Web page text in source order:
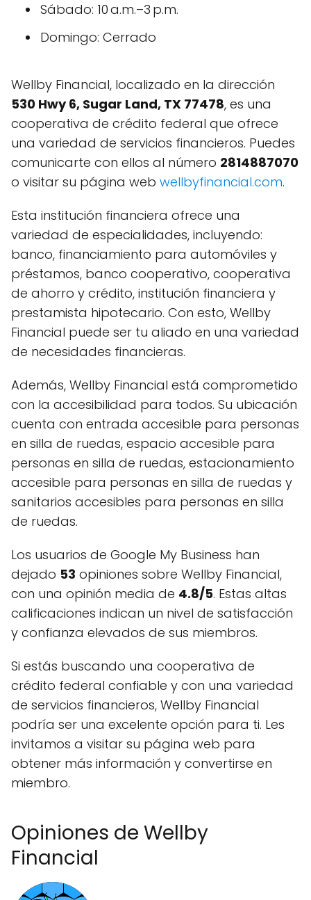
Sábado: 10 a.m.–3 p.m.
Domingo: Cerrado
Wellby Financial, localizado en la dirección
530 Hwy 6, Sugar Land, TX 77478, es una
cooperativa de crédito federal que ofrece
una variedad de servicios financieros. Puedes
comunicarte con ellos al número 2814887070
o visitar su página web wellbyfinancial.com.
Esta institución financiera ofrece una
variedad de especialidades, incluyendo:
banco, financiamiento para automóviles y
préstamos, banco cooperativo, cooperativa
de ahorro y crédito, institución financiera y
prestamista hipotecario. Con esto, Wellby
Financial puede ser tu aliado en una variedad
de necesidades financieras.
Además, Wellby Financial está comprometido
con la accesibilidad para todos. Su ubicación
cuenta con entrada accesible para personas
en silla de ruedas, espacio accesible para
personas en silla de ruedas, estacionamiento
accesible para personas en silla de ruedas y
sanitarios accesibles para personas en silla
de ruedas.
Los usuarios de Google My Business han
dejado 53 opiniones sobre Wellby Financial,
con una opinión media de 4.8/5. Estas altas
calificaciones indican un nivel de satisfacción
y confianza elevados de sus miembros.
Si estás buscando una cooperativa de
crédito federal confiable y con una variedad
de servicios financieros, Wellby Financial
podría ser una excelente opción para ti. Les
invitamos a visitar su página web para
obtener más información y convertirse en
miembro.
Opiniones de Wellby
Financial